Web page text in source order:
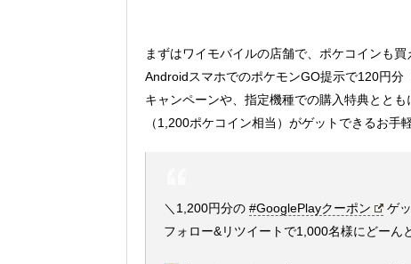
まずはワイモバイルの店舗で、ポケコインも
AndroidスマホでのポケモンGO提示で120円
キャンペーンや、指定機種での購入特典とと
（1,200ポケコイン相当）がゲットできるお手
＼1,200円分の #GooglePlayクーポン
ゲ
フォロー&リツイートで1,000名様にどーん